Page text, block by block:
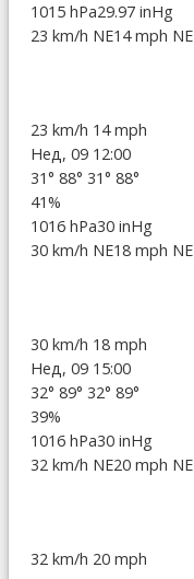
1015 hPa29.97 inHg
23 km/h NE14 mph NE
23 km/h 14 mph
Нед, 09 12:00
31° 88° 31° 88°
41%
1016 hPa30 inHg
30 km/h NE18 mph NE
30 km/h 18 mph
Нед, 09 15:00
32° 89° 32° 89°
39%
1016 hPa30 inHg
32 km/h NE20 mph NE
32 km/h 20 mph